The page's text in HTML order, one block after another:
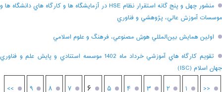
منشور چهل و پنج گانه استقرار نظام HSE در آزمايشگاه ها و کارگاه هاي دانشگاه ها و
موسسات آموزش عالي، پژوهشي و فناوري
اولين همايش بين‌المللي هوش مصنوعي، فرهنگ و علوم اسلامي
تقويم کارگاه هاي آموزشي خرداد ماه 1402 موسسه استنادي و پايش علم و فناوري
جهان اسلام (ISC)
<< ۱ ۲ ۳ ۴ ۵ ۶ ۷ ۸ ۹ >>